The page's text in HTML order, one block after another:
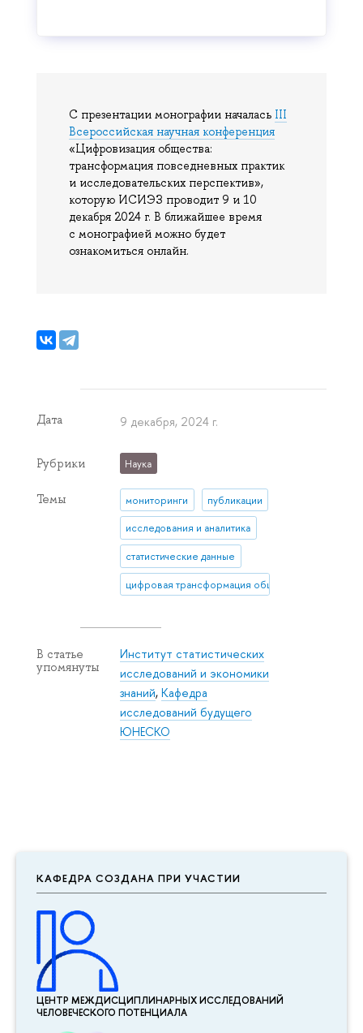
КАФЕДРА СОЗДАНА ПРИ УЧАСТИИ
ЦЕНТР МЕЖДИСЦИПЛИНАР­НЫХ ИССЛЕДОВАНИЙ
ЧЕЛОВЕЧЕСКОГО ПОТЕНЦИАЛА
С презентации монографии началась III
Всероссийская научная конференция
«Цифровизация общества:
трансформация повседневных практик
и исследовательских перспектив»,
которую ИСИЭЗ проводит 9 и 10
декабря 2024 г. В ближайшее время
с монографией можно будет
ознакомиться онлайн.
Дата 9 декабря, 2024 г.
Рубрики Наука
Темы мониторинги публикации
исследования и аналитика
статистические данные
цифровая трансформация общества
В статье
упомянуты
Институт статистических
исследований и экономики
знаний,Кафедра
исследований будущего
ЮНЕСКО